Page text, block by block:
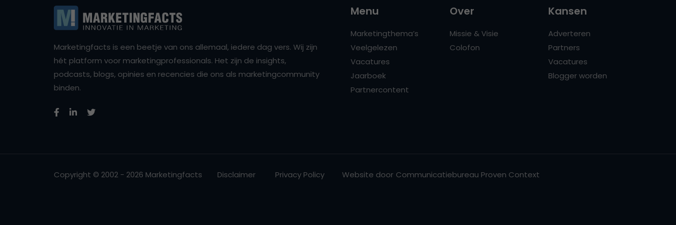
Marketingfacts is een beetje van ons allemaal, iedere dag vers. Wij zijn
hét platform voor marketingprofessionals. Het zijn de insights,
podcasts, blogs, opinies en recencies die ons als marketingcommunity
binden.
Menu
Marketingthema’s
Veelgelezen
Vacatures
Jaarboek
Partnercontent
Over
Missie & Visie
Colofon
Kansen
Adverteren
Partners
Vacatures
Blogger worden
Copyright © 2002 - 2026 Marketingfacts Disclaimer Privacy Policy Website door Communicatiebureau Proven Context